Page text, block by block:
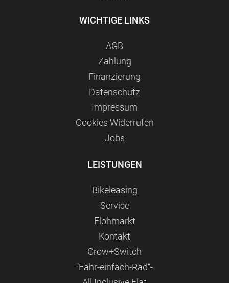
WICHTIGE LINKS
AGB
Zahlung
Finanzierung
Datenschutz
Impressum
Сookies Widerrufen
Jobs
LEISTUNGEN
Bikeleasing
Service
Flohmarkt
Kontakt
Grow+Switch
"Fahr-einfach-Rad“-